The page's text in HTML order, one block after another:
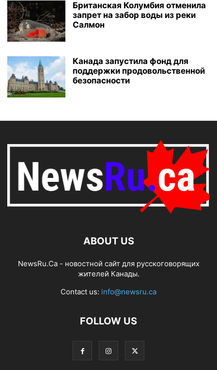
Британская Колумбия отменила
запрет на забор воды из реки
Салмон
Канада запустила фонд для
поддержки продовольственной
безопасности
ABOUT US
NewsRu.Ca - новостной сайт для русскоговорящих
жителей Канады.
Contact us: info@newsru.ca
FOLLOW US